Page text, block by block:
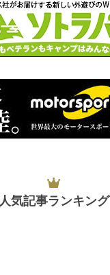
人気記事ランキング